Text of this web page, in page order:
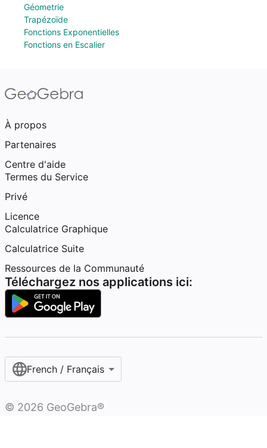
Géometrie
Trapézoïde
Fonctions Exponentielles
Fonctions en Escalier
À propos
Partenaires
Centre d'aide
Termes du Service
Privé
Licence
Calculatrice Graphique
Calculatrice Suite
Ressources de la Communauté
Téléchargez nos applications ici:
French / Français‎
© 2026 GeoGebra®